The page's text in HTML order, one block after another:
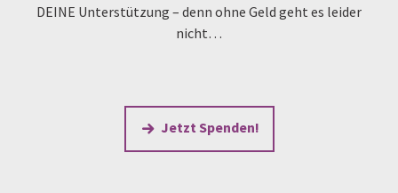
DEINE Unterstützung – denn ohne Geld geht es leider
nicht…
Jetzt Spenden!